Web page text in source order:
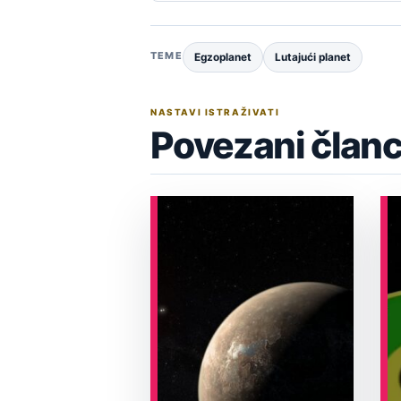
TEME Egzoplanet Lutajući planet
NASTAVI ISTRAŽIVATI
Povezani